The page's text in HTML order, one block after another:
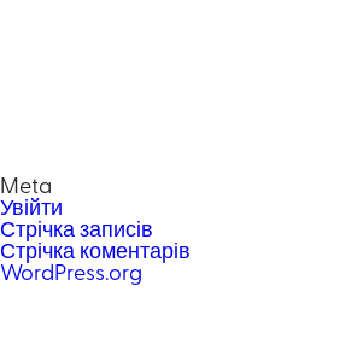
Meta
Увійти
Стрічка записів
Стрічка коментарів
WordPress.org